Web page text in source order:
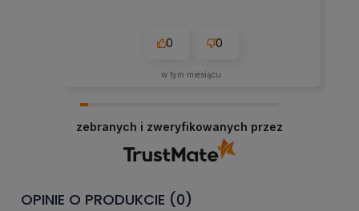
0 0
w tym miesiącu
zebranych i zweryfikowanych przez
OPINIE O PRODUKCIE (0)